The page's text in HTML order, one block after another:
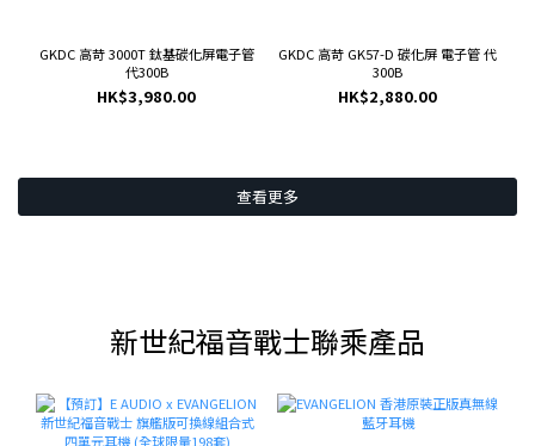
GKDC 高苛 3000T 鈦基碳化屏電子管
代300B
HK$3,980.00
GKDC 高苛 GK57-D 碳化屏 電子管 代
300B
HK$2,880.00
查看更多
新世紀福音戰士聯乘產品